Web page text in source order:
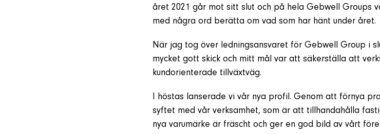
året 2021 går mot sitt slut och på hela Gebwell Groups
med några ord berätta om vad som har hänt under året.
När jag tog över ledningsansvaret för Gebwell Group i
mycket gott skick och mitt mål var att säkerställa att
kundorienterade tillväxtväg.
I höstas lanserade vi vår nya profil. Genom att förnya
syftet med vår verksamhet, som är att tillhandahålla
nya varumärke är fräscht och ger en god bild av vårt